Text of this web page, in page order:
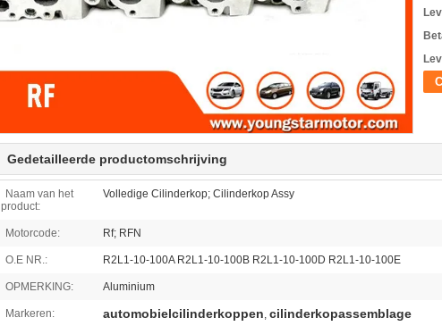
Gedetailleerde productomschrijving
Naam van het
product:
Volledige Cilinderkop; Cilinderkop Assy
Motorcode: Rf; RFN
O.E NR.: R2L1-10-100A R2L1-10-100B R2L1-10-100D R2L1-10-100E
OPMERKING: Aluminium
Markeren: automobielcilinderkoppen, cilinderkopassemblage